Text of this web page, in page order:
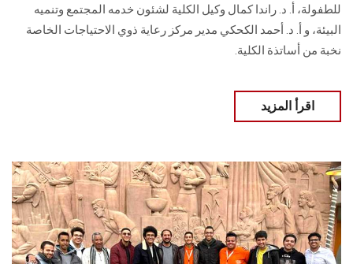
للطفولة، أ. د. راندا كمال وكيل الكلية لشئون خدمه المجتمع وتنميه
البيئة، و أ. د. أحمد الكحكي مدير مركز رعاية ذوي الاحتياجات الخاصة
نخبة من أساتذة الكلية.
اقرأ المزيد